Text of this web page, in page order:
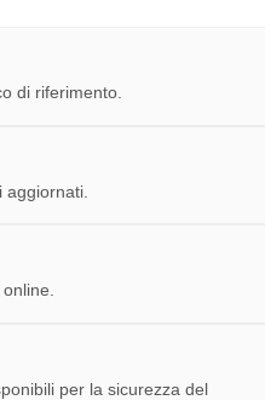
di riferimento.
per la sicurezza del